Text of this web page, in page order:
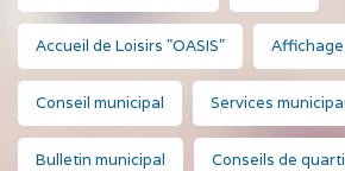
Accueil de Loisirs "OASIS"
Conseil municipal Services
Bulletin municipal Conseils de